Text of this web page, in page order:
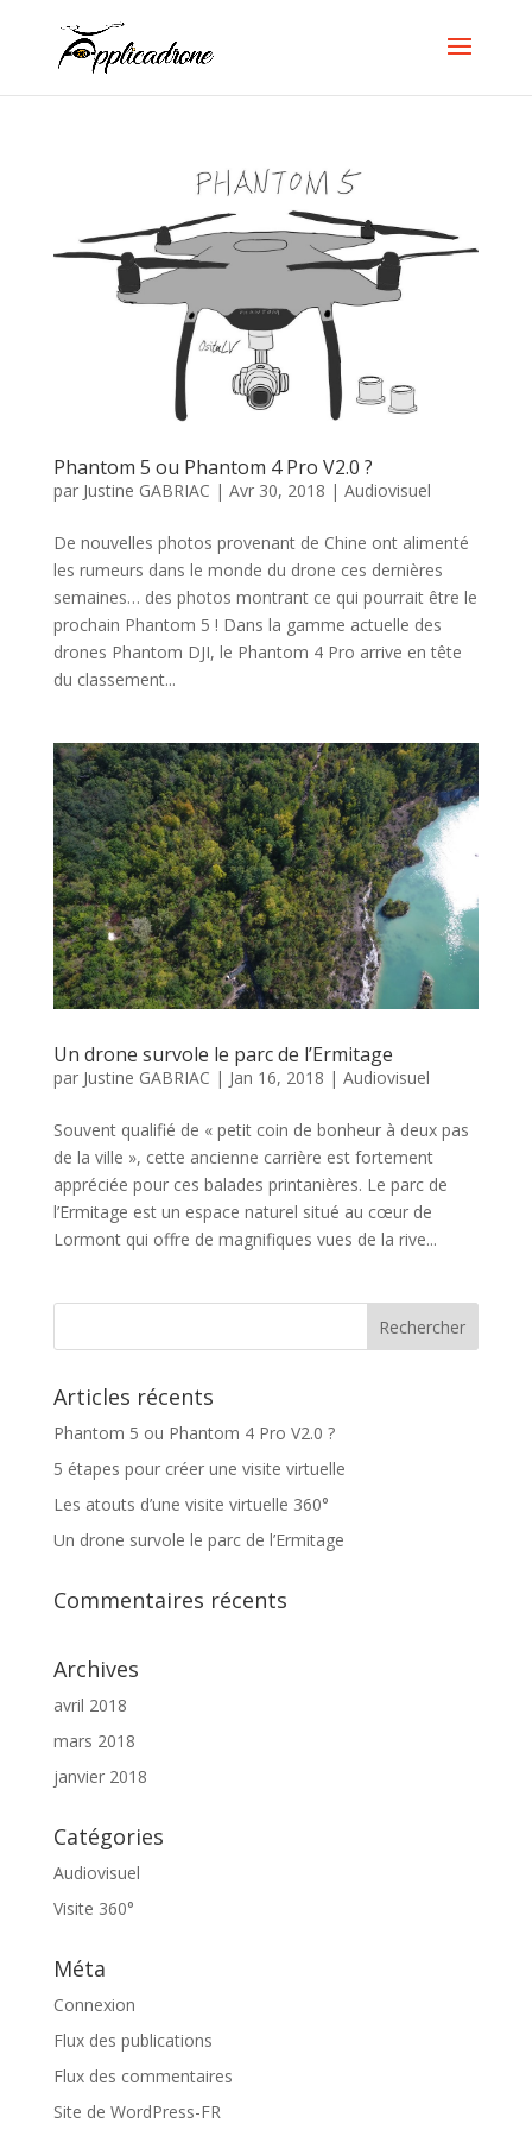
Phantom 5 ou Phantom 4 Pro V2.0 ?
par Justine GABRIAC | Avr 30, 2018 | Audiovisuel
De nouvelles photos provenant de Chine ont alimenté
les rumeurs dans le monde du drone ces dernières
semaines… des photos montrant ce qui pourrait être le
prochain Phantom 5 ! Dans la gamme actuelle des
drones Phantom DJI, le Phantom 4 Pro arrive en tête
du classement...
Un drone survole le parc de l’Ermitage
par Justine GABRIAC | Jan 16, 2018 | Audiovisuel
Souvent qualifié de « petit coin de bonheur à deux pas
de la ville », cette ancienne carrière est fortement
appréciée pour ces balades printanières. Le parc de
l’Ermitage est un espace naturel situé au cœur de
Lormont qui offre de magnifiques vues de la rive...
Articles récents
Phantom 5 ou Phantom 4 Pro V2.0 ?
5 étapes pour créer une visite virtuelle
Les atouts d’une visite virtuelle 360°
Un drone survole le parc de l’Ermitage
Commentaires récents
Archives
avril 2018
mars 2018
janvier 2018
Catégories
Audiovisuel
Visite 360°
Méta
Connexion
Flux des publications
Flux des commentaires
Site de WordPress-FR